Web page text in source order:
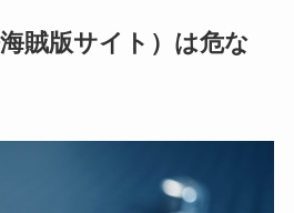
賊版サイト）は危な